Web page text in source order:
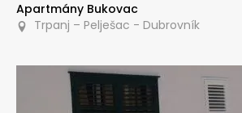
Apartmány Bukovac
Trpanj – Pelješac - Dubrovník